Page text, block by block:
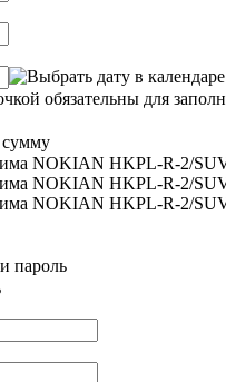
обязательны для
сумму
пароль